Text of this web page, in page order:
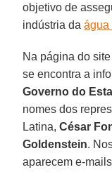
objetivo de
indústria daágua
Na página do
se encontra a
Governo do
nomes dos
Latina,César
Goldenstein.
aparecem e-